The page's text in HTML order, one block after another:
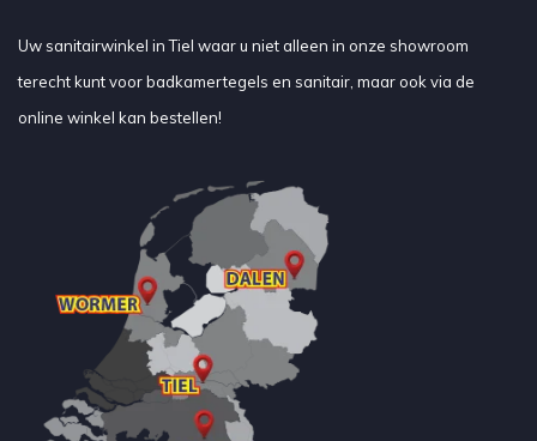
Uw sanitairwinkel in Tiel waar u niet alleen in onze showroom
terecht kunt voor badkamertegels en sanitair, maar ook via de
online winkel kan bestellen!